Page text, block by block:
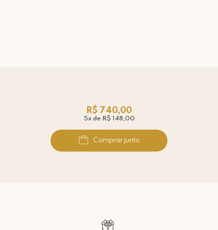
R$ 740,00
5x de R$ 148,00
Comprar junto